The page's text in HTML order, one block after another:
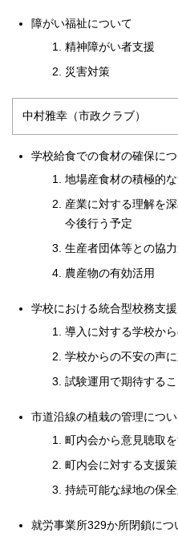
障がい福祉について
精神障がい者支援
災害対策
中村雅幸（市政クラブ）
学校給食での食材の確保に
地場産食材の積極的
産業に対する理解を
今後行う予定
生産者団体等との協
農産物の有効活用
学校における統合型校務支
導入に対する学校か
学校からの不安の声
試験運用で期待するこ
市道沿線の植栽の管理につ
町内会から意見聴取
町内会に対する支援策
持続可能な緑地の保
就労事業所329か所閉鎖につ